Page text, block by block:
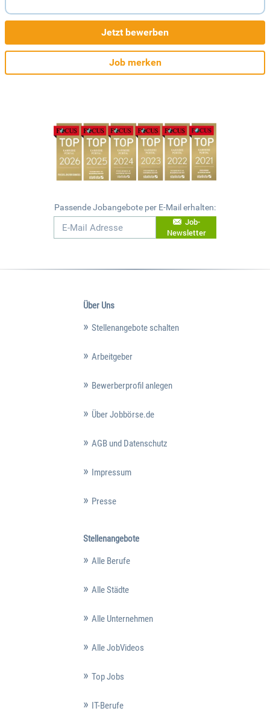
Jetzt bewerben
Job merken
Passende Jobangebote per E-Mail erhalten:
Job-
Newsletter
Über Uns
Stellenangebote schalten
Arbeitgeber
Bewerberprofil anlegen
Über Jobbörse.de
AGB und Datenschutz
Impressum
Presse
Stellenangebote
Alle Berufe
Alle Städte
Alle Unternehmen
Alle JobVideos
Top Jobs
IT-Berufe